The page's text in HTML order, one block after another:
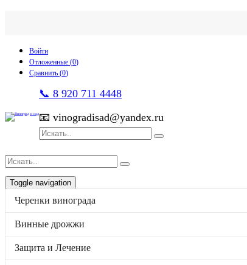
Войти
Отложенные (0)
Сравнить (0)
📞 8 920 711 4448
📧 vinogradisad@yandex.ru
Toggle navigation
Каталог
Черенки винограда
Винные дрожжи
Защита и Лечение
Подкормки
товаров0на0 p
Черенки винограда
Винные дрожжи
Защита и Лечение